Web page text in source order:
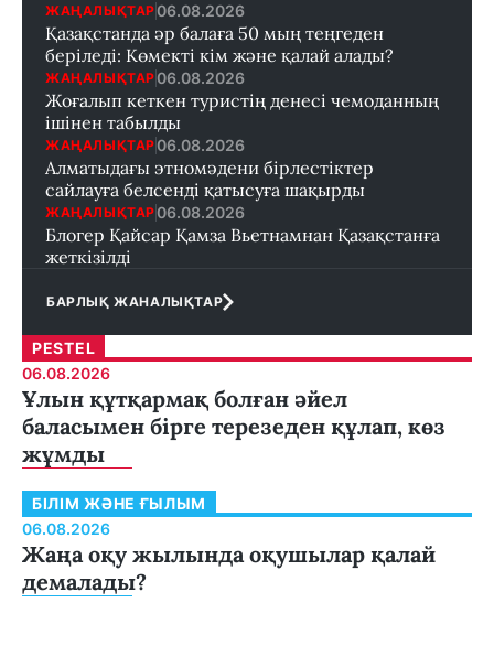
ЖАҢАЛЫҚТАР 06.08.2026
Қазақстанда әр балаға 50 мың теңгеден
беріледі: Көмекті кім және қалай алады?
ЖАҢАЛЫҚТАР 06.08.2026
Жоғалып кеткен туристің денесі чемоданның
ішінен табылды
ЖАҢАЛЫҚТАР 06.08.2026
Алматыдағы этномәдени бірлестіктер
сайлауға белсенді қатысуға шақырды
ЖАҢАЛЫҚТАР 06.08.2026
Блогер Қайсар Қамза Вьетнамнан Қазақстанға
жеткізілді
БАРЛЫҚ ЖАНАЛЫҚТАР
PESTEL
06.08.2026
Ұлын құтқармақ болған әйел
баласымен бірге терезеден құлап, көз
жұмды
БІЛІМ ЖӘНЕ ҒЫЛЫМ
06.08.2026
Жаңа оқу жылында оқушылар қалай
демалады?